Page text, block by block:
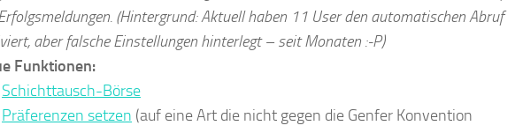
(Hintergrund: Aktuell haben 11 User den automatischen Abruf
aber falsche Einstellungen hinterlegt – seit Monaten :-P)
Funktionen:
Schichttausch-Börse
Präferenzen setzen (auf eine Art die nicht gegen die Genfer Konvention